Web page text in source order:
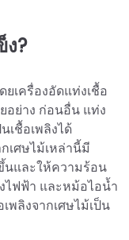
?
เครื่องอัดแท่งเชื้อ
อย่าง ก่อนอื่น แท่ง
เชื้อเพลิงได้
เศษไม้เหล่านี้มี
นและให้ความร้อน
ไฟฟ้า และหม้อไอน้ำ
พลิงจากเศษไม้เป็น